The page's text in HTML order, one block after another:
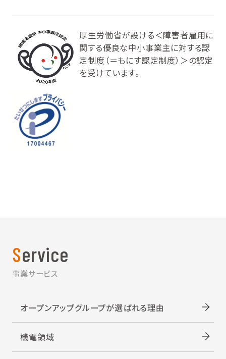
厚生労働省が設ける＜障害者雇用に
関する優良な中小事業主に対する認
定制度（＝もにす認定制度）＞の認定
を受けています。
Service
事業サービス
オープンアップグループが選ばれる理由
機電領域